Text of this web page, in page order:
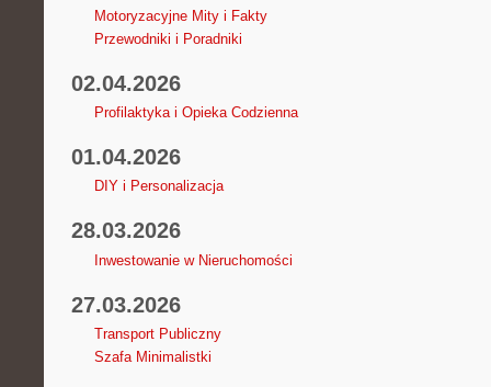
Motoryzacyjne Mity i Fakty
Przewodniki i Poradniki
02.04.2026
Profilaktyka i Opieka Codzienna
01.04.2026
DIY i Personalizacja
28.03.2026
Inwestowanie w Nieruchomości
27.03.2026
Transport Publiczny
Szafa Minimalistki